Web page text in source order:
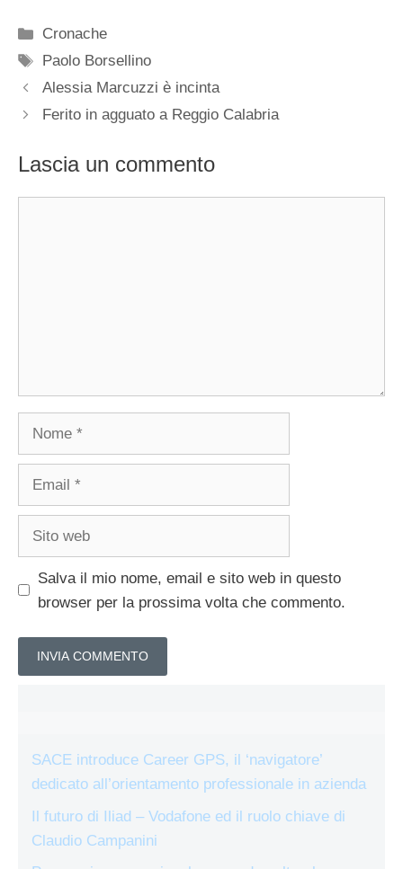
Categorie
Cronache
Tag
Paolo Borsellino
Alessia Marcuzzi è incinta
Ferito in agguato a Reggio Calabria
Lascia un commento
Nome
Email
Sito
Salva il mio nome, email e sito web in questo
browser per la prossima volta che commento.
SACE introduce Career GPS, il ‘navigatore’
dedicato all’orientamento professionale in azienda
Il futuro di Iliad – Vodafone ed il ruolo chiave di
Claudio Campanini